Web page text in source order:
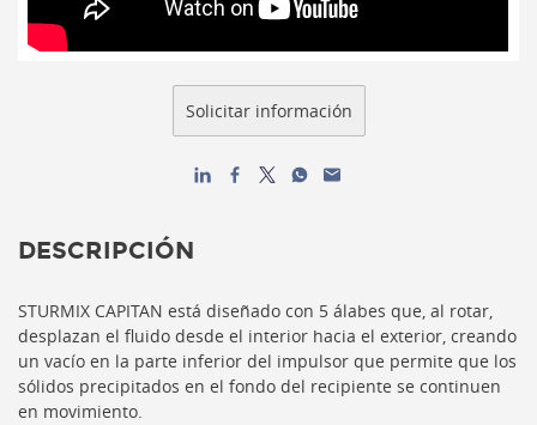
DESCRIPCIÓN
STURMIX CAPITAN está diseñado con 5 álabes que, al rotar,
desplazan el fluido desde el interior hacia el exterior, creando
un vacío en la parte inferior del impulsor que permite que los
sólidos precipitados en el fondo del recipiente se continuen
en movimiento.